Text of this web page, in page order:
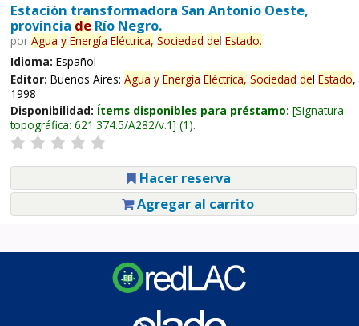
Estación transformadora San Antonio Oeste,
provincia deRío Negro.
por Agua y Energía Eléctrica, Sociedad del Estado.
Idioma: Español
Editor: Buenos Aires: Agua y Energía Eléctrica, Sociedad del Estado,
1998
Disponibilidad: Ítems disponibles para préstamo: Signatura
topográfica: 621.374.5/A282/v.1 (1).
Hacer reserva
Agregar al carrito